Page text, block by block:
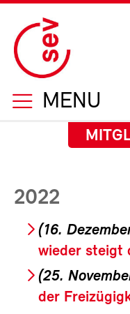
MENU
2022
(16.
wieder steigt
(25.
der